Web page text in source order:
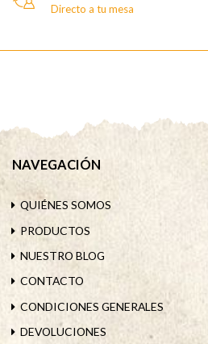
Directo a tu mesa
NAVEGACIÓN
QUIÉNES SOMOS
PRODUCTOS
NUESTRO BLOG
CONTACTO
CONDICIONES GENERALES
DEVOLUCIONES